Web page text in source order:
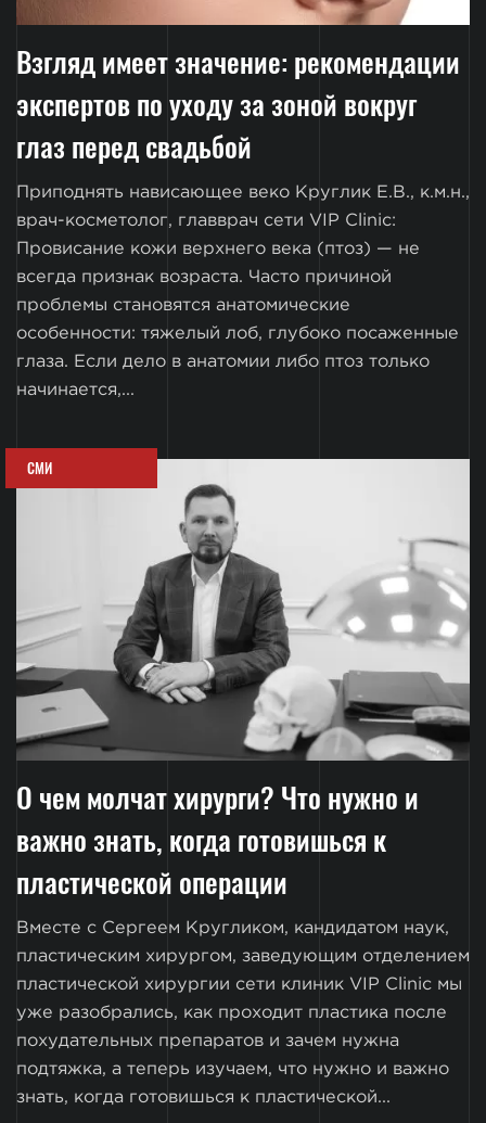
Взгляд имеет значение: рекомендации
экспертов по уходу за зоной вокруг
глаз перед свадьбой
Приподнять нависающее веко Круглик Е.В., к.м.н.,
врач-косметолог, главврач сети VIP Clinic:
Провисание кожи верхнего века (птоз) — не
всегда признак возраста. Часто причиной
проблемы становятся анатомические
особенности: тяжелый лоб, глубоко посаженные
глаза. Если дело в анатомии либо птоз только
начинается,...
СМИ
О чем молчат хирурги? Что нужно и
важно знать, когда готовишься к
пластической операции
Вместе с Сергеем Кругликом, кандидатом наук,
пластическим хирургом, заведующим отделением
пластической хирургии сети клиник VIP Clinic мы
уже разобрались, как проходит пластика после
похудательных препаратов и зачем нужна
подтяжка, а теперь изучаем, что нужно и важно
знать, когда готовишься к пластической...